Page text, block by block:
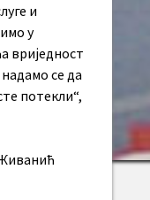
и
у
вриједност
се да
потекли“,